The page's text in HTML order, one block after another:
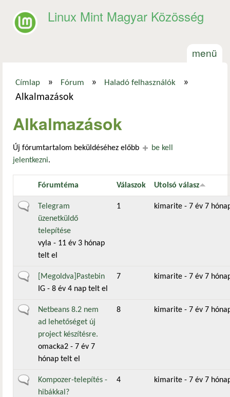
Linux Mint Magyar Közösség
menü
Jelenlegi hely
Címlap » Fórum » Haladó felhasználók
»
Alkalmazások
Alkalmazások
Új fórumtartalom beküldéséhez előbb
be kell
jelentkezni.
Fórumtéma Válaszok Utolsó válasz
Általános téma
Telegram
üzenetküldő
telepítése
vyla - 11 év 3 hónap
telt el
1 kimarite - 7 év 7
Általános téma
[Megoldva]Pastebin
IG - 8 év 4 nap telt el
7 kimarite - 7 év 7
Általános téma
Netbeans 8.2 nem
ad lehetőséget új
project készítésre.
omacka2 - 7 év 7
hónap telt el
8 kimarite - 7 év 7
Általános téma
Kompozer-telepítés -
hibákkal?
4 kimarite - 7 év 7